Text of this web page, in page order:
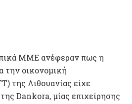
ΜΜΕ ανέφεραν πως η
την οικονομική
της Λιθουανίας είχε
Dankora, μίας επιχείρησης